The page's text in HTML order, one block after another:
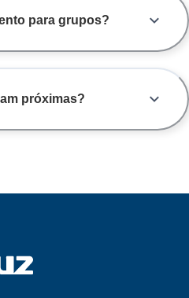
para grupos?
próximas?